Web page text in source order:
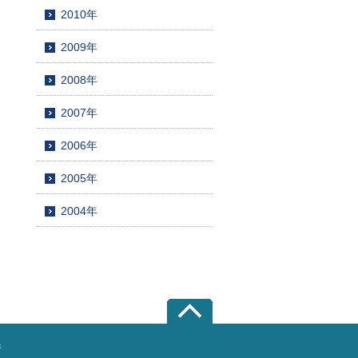
2010年
2009年
2008年
2007年
2006年
2005年
2004年